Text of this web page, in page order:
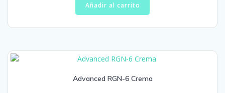
Añadir al carrito
Advanced RGN-6 Crema